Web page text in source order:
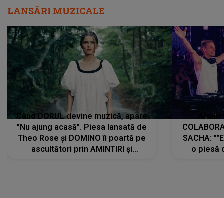
LANSĂRI MUZICALE
Când DORUL devine muzică, apare
"Nu ajung acasă". Piesa lansată de
Theo Rose și DOMINO îi poartă pe
ascultători prin AMINTIRI și
SACHA:
o piesă